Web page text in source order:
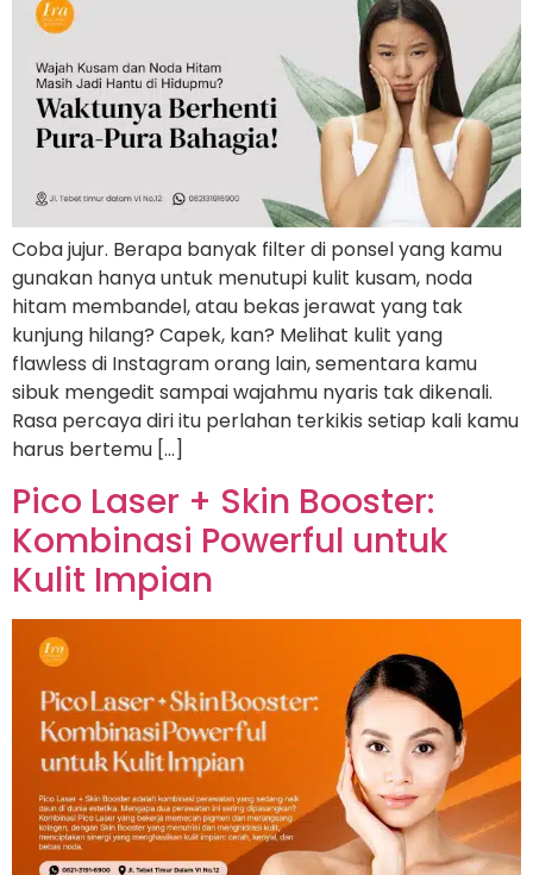
Coba jujur. Berapa banyak filter di ponsel yang kamu
gunakan hanya untuk menutupi kulit kusam, noda
hitam membandel, atau bekas jerawat yang tak
kunjung hilang? Capek, kan? Melihat kulit yang
flawless di Instagram orang lain, sementara kamu
sibuk mengedit sampai wajahmu nyaris tak dikenali.
Rasa percaya diri itu perlahan terkikis setiap kali kamu
harus bertemu […]
Pico Laser + Skin Booster:
Kombinasi Powerful untuk
Kulit Impian